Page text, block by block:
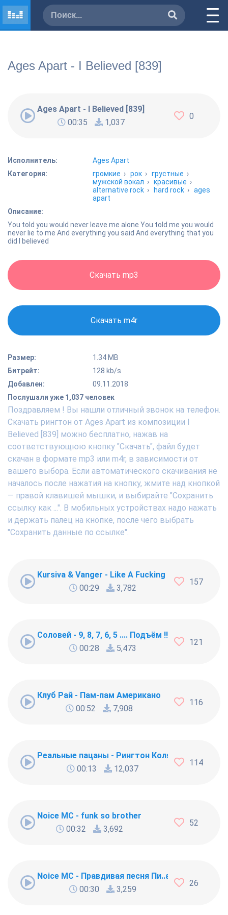
Ages Apart - I Believed [839]
Ages Apart - I Believed [839]
00:35
1,037
0
Исполнитель:
Ages Apart
Категория:
громкие ›рок ›грустные ›
мужской вокал ›красивые ›
alternative rock › hard rock ›ages
apart
Описание:
You told you would never leave me alone You told me you would
never lie to me And everything you said And everything that you
did I believed
Скачать mp3
Скачать m4r
Размер:
1.34 MB
Битрейт:
128 kb/s
Добавлен:
09.11.2018
Послушали уже 1,037 человек
Поздравляем ! Вы нашли отличный звонок на телефон.
Скачать рингтон от Ages Apart из композиции I
Believed [839] можно бесплатно, нажав на
соответствующюю кнопку "Скачать", файл будет
скачан в формате mp3 или m4r, в зависимости от
вашего выбора. Если автоматического скачивания не
началось после нажатия на кнопку, жмите над кнопкой
— правой клавишей мышки, и выбирайте "Сохранить
ссылку как ...". В мобильных устройствах надо нажать
и держать палец на кнопке, после чего выбрать
"Сохранить данные по ссылке".
Kursiva & Vanger - Like A Fucking Newbie
00:29
3,782
157
Соловей - 9, 8, 7, 6, 5 .... Подъём !!!
00:28
5,473
121
Клуб Рай - Пам-пам Американо
00:52
7,908
116
Реальные пацаны - Рингтон Коляна
00:13
12,037
114
Noice MC - funk so brother
00:32
3,692
52
Noice MC - Правдивая песня Пи..абола
00:30
3,259
26